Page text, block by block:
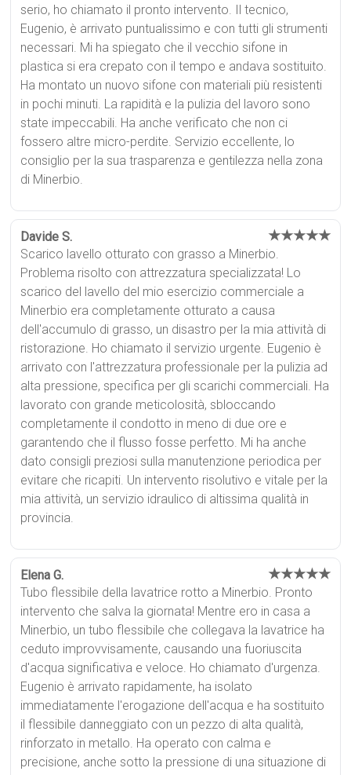
serio, ho chiamato il pronto intervento. Il tecnico,
Eugenio, è arrivato puntualissimo e con tutti gli strumenti
necessari. Mi ha spiegato che il vecchio sifone in
plastica si era crepato con il tempo e andava sostituito.
Ha montato un nuovo sifone con materiali più resistenti
in pochi minuti. La rapidità e la pulizia del lavoro sono
state impeccabili. Ha anche verificato che non ci
fossero altre micro-perdite. Servizio eccellente, lo
consiglio per la sua trasparenza e gentilezza nella zona
di Minerbio.
Davide S. ★★★★★
Scarico lavello otturato con grasso a Minerbio.
Problema risolto con attrezzatura specializzata! Lo
scarico del lavello del mio esercizio commerciale a
Minerbio era completamente otturato a causa
dell'accumulo di grasso, un disastro per la mia attività di
ristorazione. Ho chiamato il servizio urgente. Eugenio è
arrivato con l'attrezzatura professionale per la pulizia ad
alta pressione, specifica per gli scarichi commerciali. Ha
lavorato con grande meticolosità, sbloccando
completamente il condotto in meno di due ore e
garantendo che il flusso fosse perfetto. Mi ha anche
dato consigli preziosi sulla manutenzione periodica per
evitare che ricapiti. Un intervento risolutivo e vitale per la
mia attività, un servizio idraulico di altissima qualità in
provincia.
Elena G. ★★★★★
Tubo flessibile della lavatrice rotto a Minerbio. Pronto
intervento che salva la giornata! Mentre ero in casa a
Minerbio, un tubo flessibile che collegava la lavatrice ha
ceduto improvvisamente, causando una fuoriuscita
d'acqua significativa e veloce. Ho chiamato d'urgenza.
Eugenio è arrivato rapidamente, ha isolato
immediatamente l'erogazione dell'acqua e ha sostituito
il flessibile danneggiato con un pezzo di alta qualità,
rinforzato in metallo. Ha operato con calma e
precisione, anche sotto la pressione di una situazione di